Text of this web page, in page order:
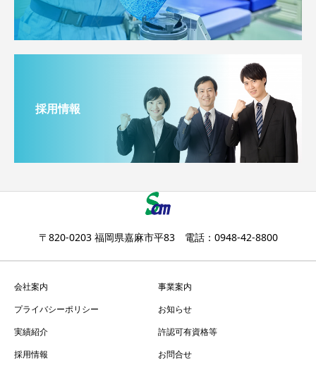
採用情報
〒820-0203 福岡県嘉麻市平83 電話：0948-42-8800
会社案内
事業案内
プライバシーポリシー
お知らせ
実績紹介
許認可有資格等
採用情報
お問合せ